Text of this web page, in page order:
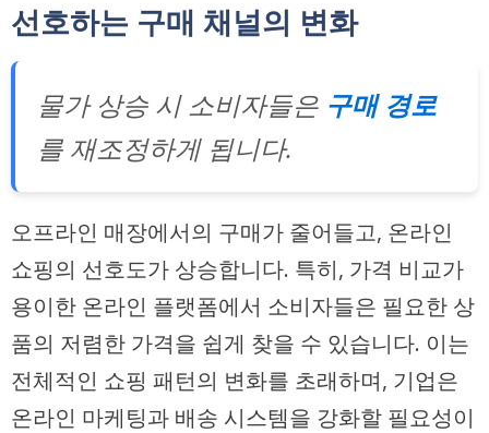
선호하는 구매 채널의 변화
물가 상승 시 소비자들은 구매 경로
를 재조정하게 됩니다.
오프라인 매장에서의 구매가 줄어들고, 온라인
쇼핑의 선호도가 상승합니다. 특히, 가격 비교가
용이한 온라인 플랫폼에서 소비자들은 필요한 상
품의 저렴한 가격을 쉽게 찾을 수 있습니다. 이는
전체적인 쇼핑 패턴의 변화를 초래하며, 기업은
온라인 마케팅과 배송 시스템을 강화할 필요성이